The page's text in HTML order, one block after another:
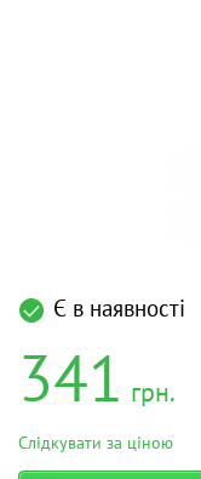
Є в наявності
341 грн.
Слідкувати за ціною